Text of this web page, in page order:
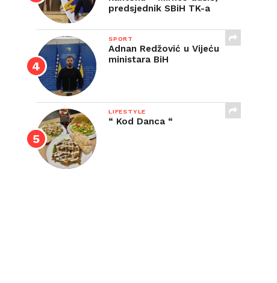
predsjednik SBiH TK-a
SPORT
Adnan Redžović u Vijeću
ministara BiH
LIFESTYLE
“ Kod Danca “